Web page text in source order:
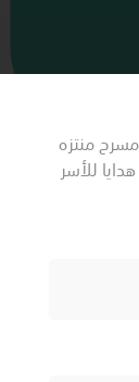
منتزه
للأسر